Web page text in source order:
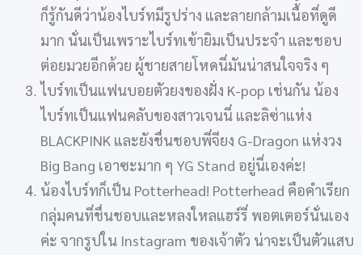
ก็รู้กันดีว่าน้องไบร์ทมีรูปร่าง และลายกล้ามเนื้อที่ดูดี
มาก นั่นเป็นเพราะไบร์ทเข้ายิมเป็นประจำ และชอบ
ต่อยมวยอีกด้วย ผู้ชายสายโหดนี่มันน่าสนใจจริง ๆ
ไบร์ทเป็นแฟนบอยตัวยงของฝั่ง K-pop เช่นกัน น้อง
ไบร์ทเป็นแฟนคลับของสาวเจนนี่ และลิซ่าแห่ง
BLACKPINK และยังชื่นชอบพี่จียง G-Dragon แห่งวง
Big Bang เอาซะมาก ๆ YG Stand อยู่นี่เองค่ะ!
น้องไบร์ทก็เป็น Potterhead! Potterhead คือคำเรียก
กลุ่มคนที่ชื่นชอบและหลงใหลแฮร์รี่ พอตเตอร์นั่นเอง
ค่ะ จากรูปใน Instagram ของเจ้าตัว น่าจะเป็นตัวแสบ